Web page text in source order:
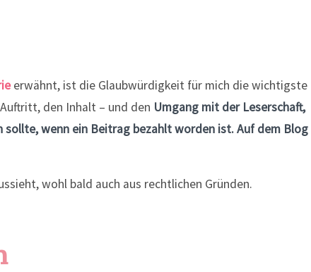
erwähnt, ist die Glaubwürdigkeit für mich die wichtigste
den Inhalt – und den Umgang mit der Leserschaft,
wenn ein Beitrag bezahlt worden ist. Auf dem Blog
wohl bald auch aus rechtlichen Gründen.